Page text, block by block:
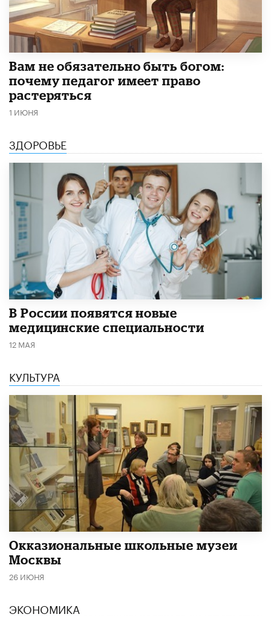
​Вам не обязательно быть богом:
почему педагог имеет право
растеряться
1 ИЮНЯ
ЗДОРОВЬЕ
В России появятся новые
медицинские специальности
12 МАЯ
КУЛЬТУРА
​Окказиональные школьные музеи
Москвы
26 ИЮНЯ
ЭКОНОМИКА